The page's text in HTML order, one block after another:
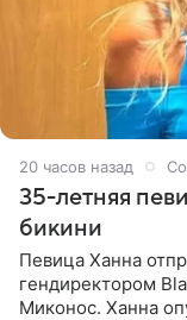
20 часов назад
35-летняя
бикини
Певица Ханна
гендиректором
Миконос. Ханна